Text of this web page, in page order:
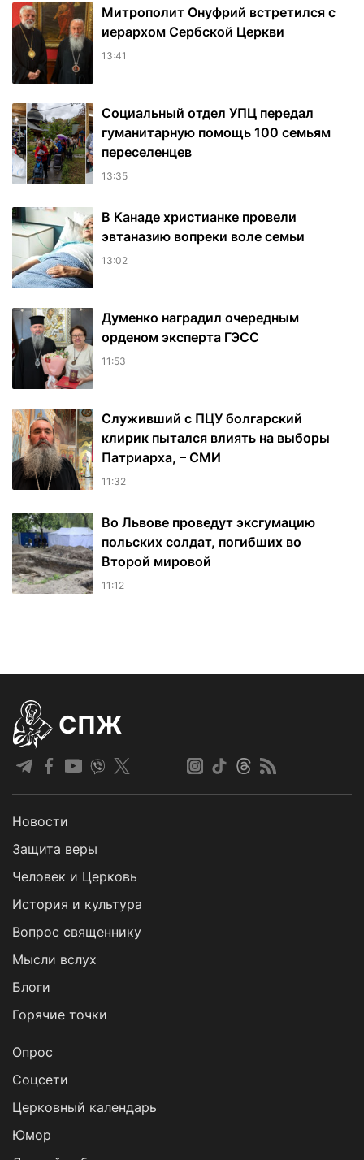
Митрополит Онуфрий встретился с
иерархом Сербской Церкви
13:41
Социальный отдел УПЦ передал
гуманитарную помощь 100 семьям
переселенцев
13:35
В Канаде христианке провели
эвтаназию вопреки воле семьи
13:02
Думенко наградил очередным
орденом эксперта ГЭСС
11:53
Служивший с ПЦУ болгарский
клирик пытался влиять на выборы
Патриарха, – СМИ
11:32
Во Львове проведут эксгумацию
польских солдат, погибших во
Второй мировой
11:12
СПЖ
Новости
Защита веры
Человек и Церковь
История и культура
Вопрос священнику
Мысли вслух
Блоги
Горячие точки
Опрос
Cоцсети
Церковный календарь
Юмор